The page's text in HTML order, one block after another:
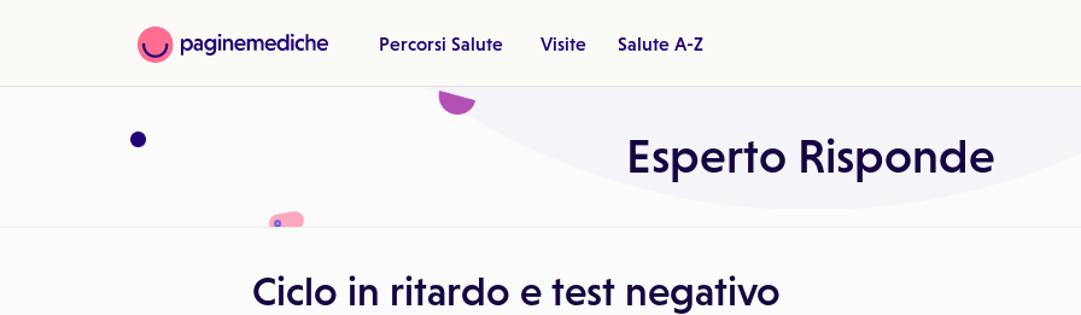
Percorsi Salute Visite Salute A-Z
Esperto Risponde
Ciclo in ritardo e test negativo